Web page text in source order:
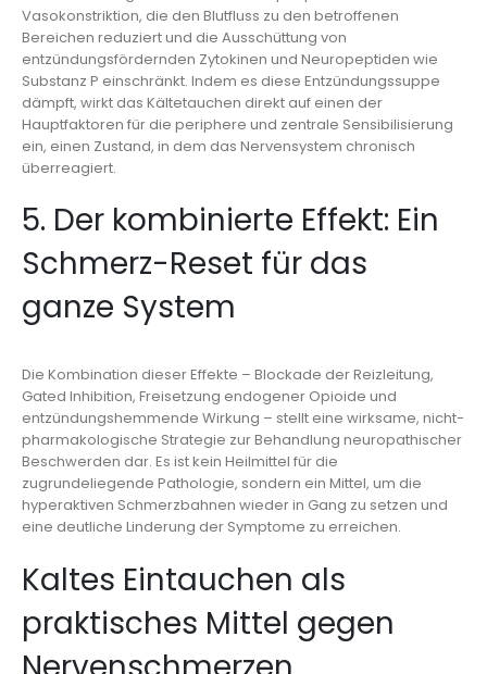
Vasokonstriktion, die den Blutfluss zu den betroffenen
Bereichen reduziert und die Ausschüttung von
entzündungsfördernden Zytokinen und Neuropeptiden wie
Substanz P einschränkt. Indem es diese Entzündungssuppe
dämpft, wirkt das Kältetauchen direkt auf einen der
Hauptfaktoren für die periphere und zentrale Sensibilisierung
ein, einen Zustand, in dem das Nervensystem chronisch
überreagiert.
5. Der kombinierte Effekt: Ein
Schmerz-Reset für das
ganze System
Die Kombination dieser Effekte – Blockade der Reizleitung,
Gated Inhibition, Freisetzung endogener Opioide und
entzündungshemmende Wirkung – stellt eine wirksame, nicht-
pharmakologische Strategie zur Behandlung neuropathischer
Beschwerden dar. Es ist kein Heilmittel für die
zugrundeliegende Pathologie, sondern ein Mittel, um die
hyperaktiven Schmerzbahnen wieder in Gang zu setzen und
eine deutliche Linderung der Symptome zu erreichen.
Kaltes Eintauchen als
praktisches Mittel gegen